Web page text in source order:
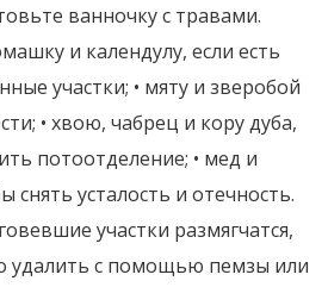
ванночку с травами.
и календулу, если есть
участки; • мяту и зверобой
• хвою, чабрец и кору дуба,
потоотделение; • мед и
усталость и отечность.
участки размягчатся,
удалить с помощью пемзы или